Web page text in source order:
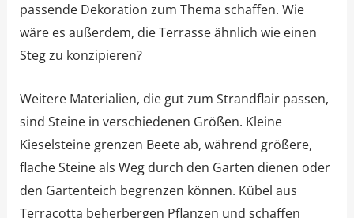
passende Dekoration zum Thema schaffen. Wie
wäre es außerdem, die Terrasse ähnlich wie einen
Steg zu konzipieren?
Weitere Materialien, die gut zum Strandflair passen,
sind Steine in verschiedenen Größen. Kleine
Kieselsteine grenzen Beete ab, während größere,
flache Steine als Weg durch den Garten dienen oder
den Gartenteich begrenzen können. Kübel aus
Terracotta beherbergen Pflanzen und schaffen